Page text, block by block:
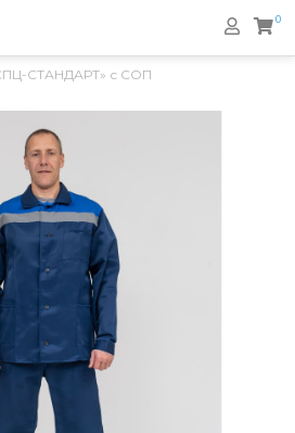
0
СТАНДАРТ» с СОП